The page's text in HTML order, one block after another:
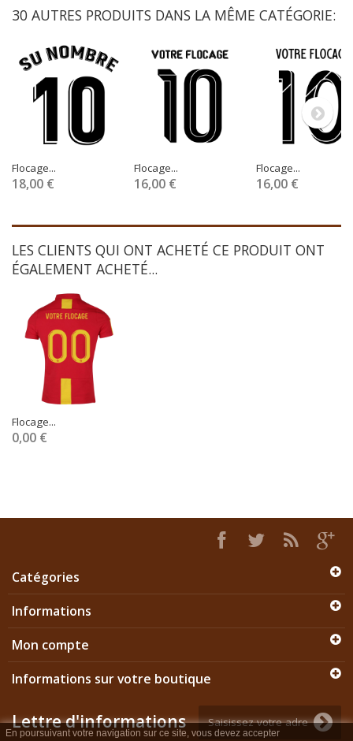
30 AUTRES PRODUITS DANS LA MÊME CATÉGORIE:
Flocage...
18,00 €
Flocage...
16,00 €
Flocage...
16,00 €
LES CLIENTS QUI ONT ACHETÉ CE PRODUIT ONT
ÉGALEMENT ACHETÉ...
Flocage...
0,00 €
Catégories
Informations
Mon compte
Informations sur votre boutique
En poursuivant votre navigation sur ce site, vous devez accepter
Lettre d'informations